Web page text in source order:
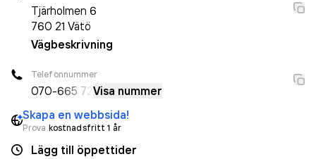
Tjärholmen 6
760 21 Vätö
Vägbeskrivning
Telefonnummer
070-665 72 Visa nummer
Skapa en webbsida!
Prova kostnadsfritt 1 år
Lägg till öppettider